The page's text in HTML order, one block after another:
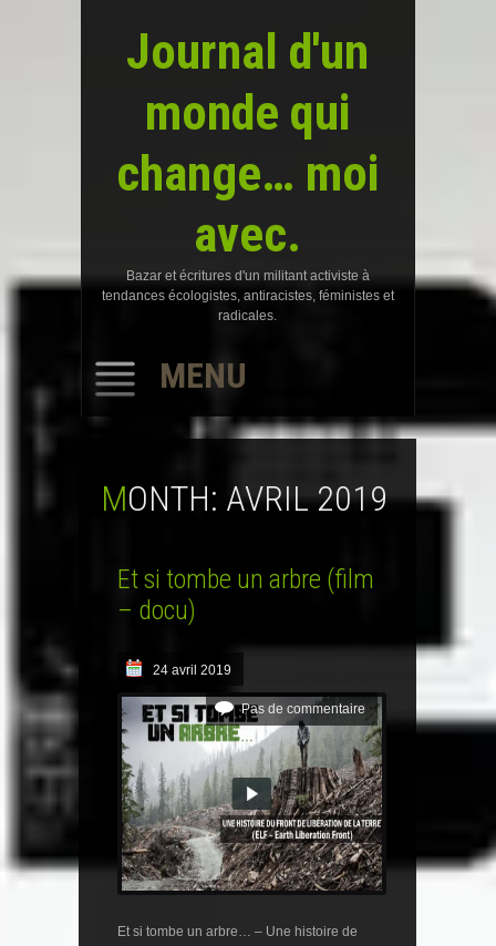
Journal d'un
monde qui
change… moi
avec.
Bazar et écritures d'un militant activiste à
tendances écologistes, antiracistes, féministes et
radicales.
MENU
SKIP
MONTH: AVRIL 2019
Et si tombe un arbre (film
– docu)
24 avril 2019
Pas de commentaire
Et si tombe un arbre… – Une histoire de